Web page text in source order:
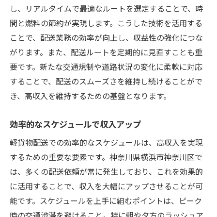
し、リアルタイムで最適なルートを選定することで、時
間と燃料の節約が実現します。こうした技術を活用する
ことで、配送業務の効率が向上し、収益性の強化につな
がります。また、配送ルートを定期的に見直すことも重
要です。新たな交通規制や道路状況の変化に柔軟に対応
することで、配送のスムーズさを維持し続けることがで
き、高収入を維持するための基盤となります。
効率的なスケジュールで収入アップ
軽貨物配送での効率的なスケジュールは、高収入を実現
するための重要な要素です。神奈川県横浜市神奈川区で
は、多くの配送依頼が常に発生しており、これを効果的
に活用することで、収入を大幅にアップさせることが可
能です。スケジュールを上手に組むポイントは、ピーク